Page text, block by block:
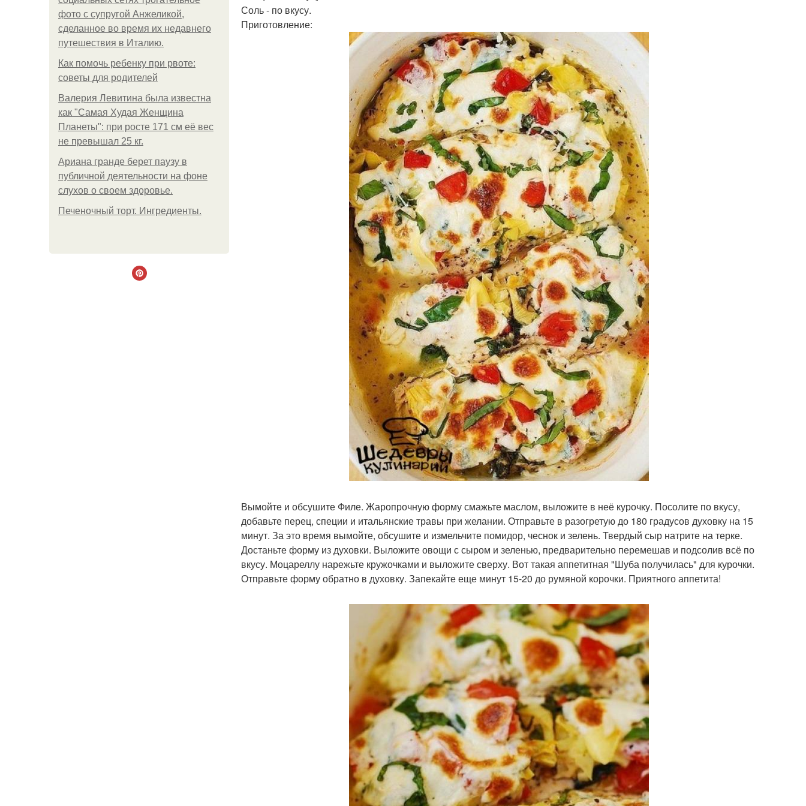
фото с супругой Анжеликой,
сделанное во время их недавнего
путешествия в Италию.
Как помочь ребенку при рвоте:
советы для родителей
Валерия Левитина была известна
как "Самая Худая Женщина
Планеты": при росте 171 см её вес
не превышал 25 кг.
Ариана гранде берет паузу в
публичной деятельности на фоне
слухов о своем здоровье.
Печеночный торт. Ингредиенты.
Соль - по вкусу.
Приготовление:
Вымойте и обсушите Филе. Жаропрочную форму смажьте маслом, выложите в неё курочку. Посолите по вкусу,
добавьте перец, специи и итальянские травы при желании. Отправьте в разогретую до 180 градусов духовку на 15
минут. За это время вымойте, обсушите и измельчите помидор, чеснок и зелень. Твердый сыр натрите на терке.
Достаньте форму из духовки. Выложите овощи с сыром и зеленью, предварительно перемешав и подсолив всё по
вкусу. Моцареллу нарежьте кружочками и выложите сверху. Вот такая аппетитная "Шуба получилась" для курочки.
Отправьте форму обратно в духовку. Запекайте еще минут 15-20 до румяной корочки. Приятного аппетита!